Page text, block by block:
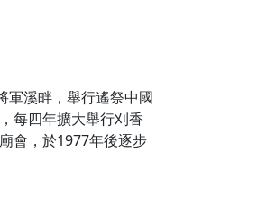
軍溪畔，舉行遙祭中國
每四年擴大舉行刈香
會，於1977年後逐步